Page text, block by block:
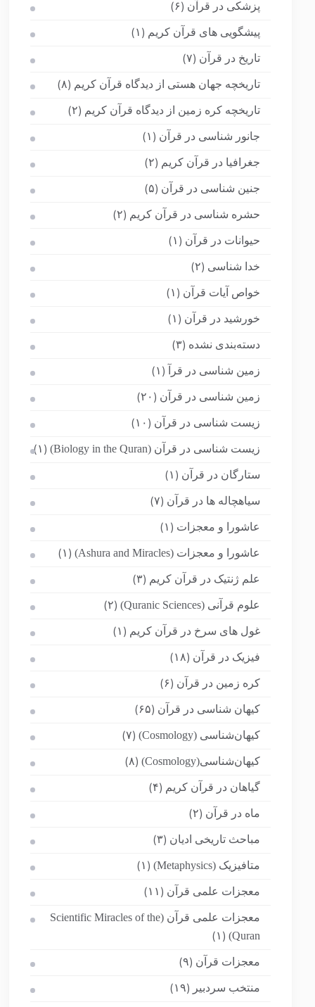
پزشکی در قرآن (۶)
پیشگویی های قرآن کریم (۱)
تاریخ در قرآن (۷)
تاریخچه جهان هستی از دیدگاه قرآن کریم (۸)
تاریخچه کره زمین از دیدگاه قرآن کریم (۲)
جانور شناسی در قرآن (۱)
جغرافیا در قرآن کریم (۲)
جنین شناسی در قرآن (۵)
حشره شناسی در قرآن کریم (۲)
حیوانات در قرآن (۱)
خدا شناسی (۲)
خواص آیات قرآن (۱)
خورشید در قرآن (۱)
دسته‌بندی نشده (۳)
زمین شناسی در قرآ (۱)
زمین شناسی در قرآن (۲۰)
زیست شناسی در قرآن (۱۰)
زیست شناسی در قرآن (Biology in the Quran) (۱)
ستارگان در قرآن (۱)
سیاهچاله ها در قرآن (۷)
عاشورا و معجزات (۱)
عاشورا و معجزات (Ashura and Miracles) (۱)
علم ژنتیک در قرآن کریم (۳)
علوم قرآنی (Quranic Sciences) (۲)
غول های سرخ در قرآن کریم (۱)
فیزیک در قرآن (۱۸)
کره زمین در قرآن (۶)
کیهان شناسی در قرآن (۶۵)
کیهان‌شناسی (Cosmology) (۷)
کیهان‌شناسی(Cosmology) (۸)
گیاهان در قرآن کریم (۴)
ماه در قرآن (۲)
مباحث تاریخی ادیان (۳)
متافیزیک (Metaphysics) (۱)
معجزات علمی قرآن (۱۱)
معجزات علمی قرآن (Scientific Miracles of the
Quran)
(۱)
معجزات قرآن (۹)
منتخب سردبیر (۱۹)